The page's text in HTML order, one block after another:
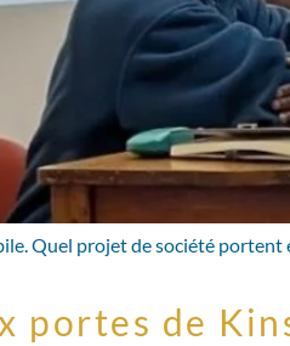
Quel projet de société
portes de